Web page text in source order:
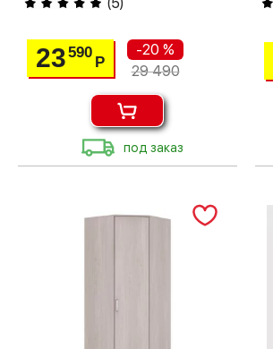
23590
Р
-20 %
29 490
под заказ